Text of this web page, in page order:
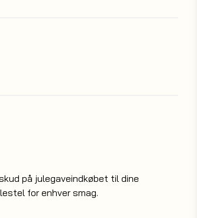
på julegaveindkøbet til dine
for enhver smag.